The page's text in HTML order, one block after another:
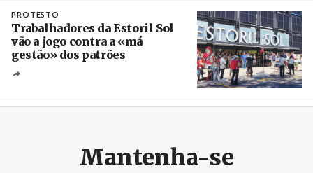
PROTESTO
Trabalhadores da Estoril Sol
vão a jogo contra a «má
gestão» dos patrões
Mantenha-se